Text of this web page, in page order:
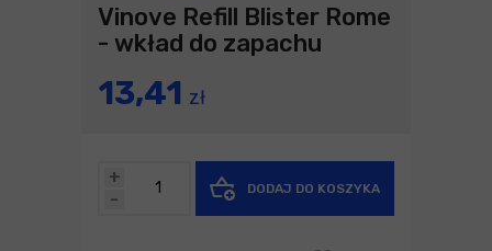
Vinove Refill Blister Rome
- wkład do zapachu
13,41 zł
-
+
DODAJ DO KOSZYKA